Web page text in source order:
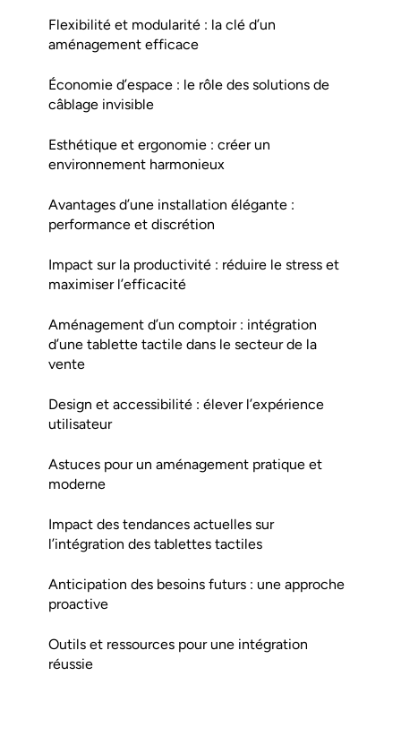
Flexibilité et modularité : la clé d’un
aménagement efficace
Économie d’espace : le rôle des solutions de
câblage invisible
Esthétique et ergonomie : créer un
environnement harmonieux
Avantages d’une installation élégante :
performance et discrétion
Impact sur la productivité : réduire le stress et
maximiser l’efficacité
Aménagement d’un comptoir : intégration
d’une tablette tactile dans le secteur de la
vente
Design et accessibilité : élever l’expérience
utilisateur
Astuces pour un aménagement pratique et
moderne
Impact des tendances actuelles sur
l’intégration des tablettes tactiles
Anticipation des besoins futurs : une approche
proactive
Outils et ressources pour une intégration
réussie